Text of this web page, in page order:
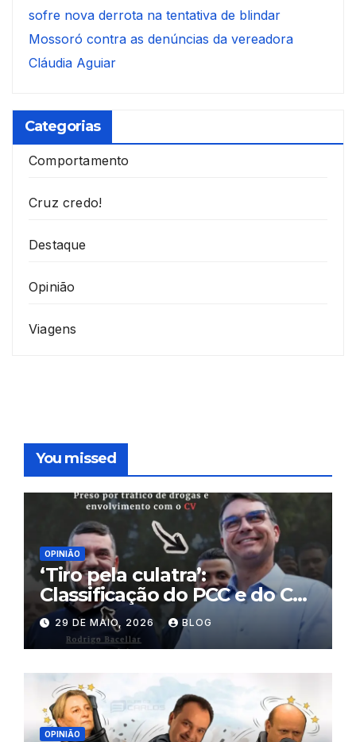
sofre nova derrota na tentativa de blindar
Mossoró contra as denúncias da vereadora
Cláudia Aguiar
Categorias
Comportamento
Cruz credo!
Destaque
Opinião
Viagens
You missed
OPINIÃO
‘Tiro pela culatra’:
Classificação do PCC e do CV
como terroristas pode atingir
políticos, mercado financeiro
e prejudicar Flávio Bolsonaro
29 DE MAIO, 2026 BLOG
OPINIÃO